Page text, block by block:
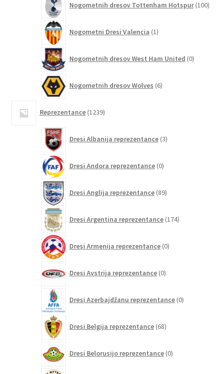
Nogometnih dresov Tottenham Hotspur 100
Nogometni Dresi Valencia 1izdelek
Nogometnih dresov West Ham United 0izdelkov
Nogometnih dresov Wolves 6izdelkov
Reprezentance 1239izdelkov
Dresi Albanija reprezentance 3izdelki
Dresi Andora reprezentance 0izdelkov
Dresi Anglija reprezentance 89izdelkov
Dresi Argentina reprezentance 174izdelkov
Dresi Armenija reprezentance 0izdelkov
Dresi Avstrija reprezentance 0izdelkov
Dresi Azerbajdžanu reprezentance 0izdelkov
Dresi Belgija reprezentance 68izdelkov
Dresi Belorusijo reprezentance 0izdelkov